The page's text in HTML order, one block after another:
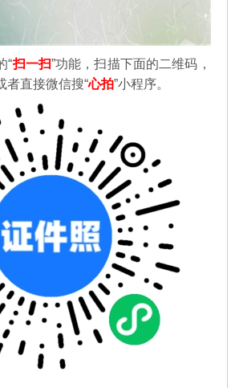
“扫一扫”功能，扫描下面的二维码，
者直接微信搜“心拍”小程序。